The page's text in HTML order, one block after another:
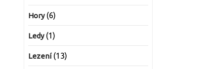
Hory(6)
Ledy(1)
Lezení(13)